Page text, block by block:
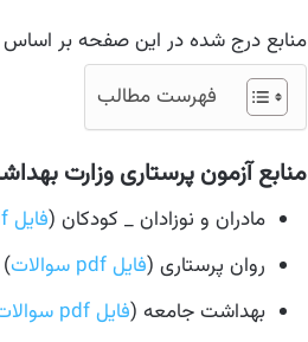
منابع درج شده در این صفحه بر اساس آزمون استخدامی
فهرست مطالب
منابع آزمون پرستاری وزارت
مادران و نوزادان _ کودکان (فایل pdf سوالات
روان پرستاری (فایل pdf سوالات
بهداشت جامعه (فایل pdf سوالات